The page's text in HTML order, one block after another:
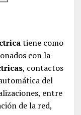
tiene como
con la
, contactos
del
entre
de la red,